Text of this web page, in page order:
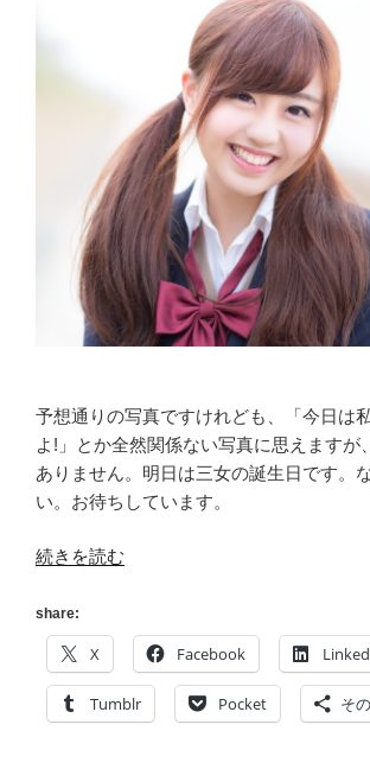
予想通りの写真ですけれども、「今日は
よ!」とか全然関係ない写真に思えますが
ありません。明日は三女の誕生日です。
い。お待ちしています。
“[テ
ス
ト]
エ
ィ
続きを読む
share:
X Facebook
Tumblr Pocket そ